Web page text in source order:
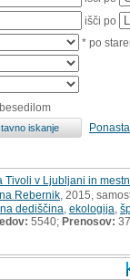
išči po
* po
v Ljubljani in
Rebernik , 2015,
dediščina ekologija
5540; Prenosov: 37